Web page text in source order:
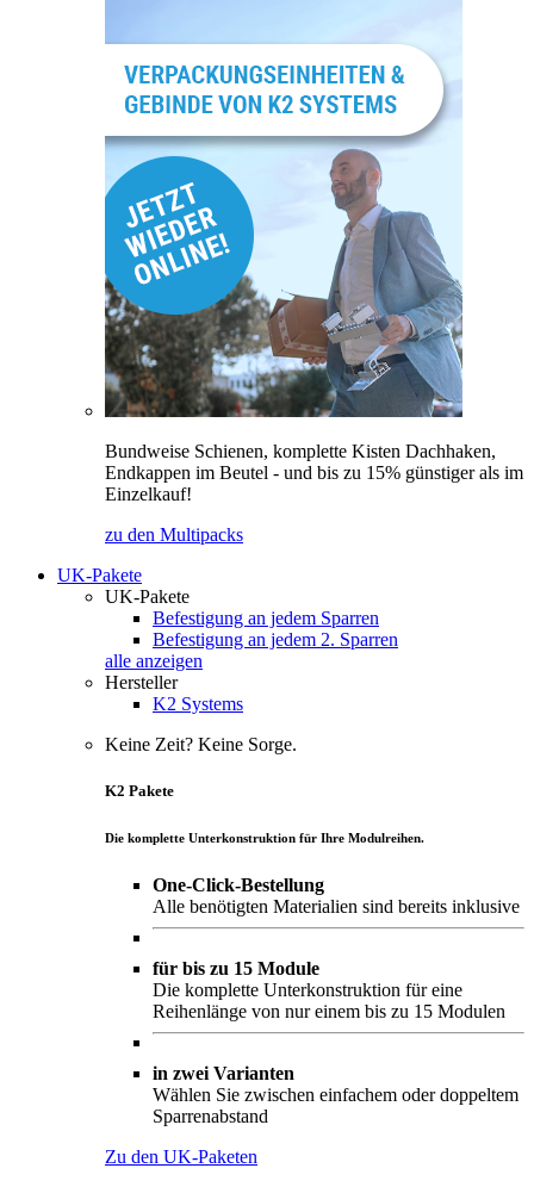
Bundweise Schienen, komplette Kisten Dachhaken,
Endkappen im Beutel - und bis zu 15% günstiger als im
Einzelkauf!
zu den Multipacks
UK-Pakete
UK-Pakete
Befestigung an jedem Sparren
Befestigung an jedem 2. Sparren
alle anzeigen
Hersteller
K2 Systems
Keine Zeit? Keine Sorge.
K2 Pakete
Die komplette Unterkonstruktion für Ihre Modulreihen.
One-Click-Bestellung
Alle benötigten Materialien sind bereits inklusive
für bis zu 15 Module
Die komplette Unterkonstruktion für eine
Reihenlänge von nur einem bis zu 15 Modulen
in zwei Varianten
Wählen Sie zwischen einfachem oder doppeltem
Sparrenabstand
Zu den UK-Paketen